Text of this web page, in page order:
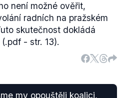
května, neboť na
o odvolánívšech
požadovali odchod
jako zavádějící.
není možné ověřit,
radních na pražském
skutečnost dokládá
- str. 13).
my opouštěli koalici,